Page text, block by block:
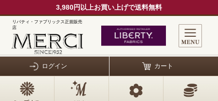
3,980円以上お買い上げで送料無料
リバティ・ファブリックス正規販売
店
ログイン カート